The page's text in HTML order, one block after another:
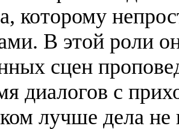
которому
В этой роли
сцен
диалогов с
лучше дела не